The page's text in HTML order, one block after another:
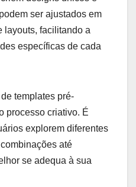
ser ajustados em
layouts, facilitando a
específicas de cada
templates pré-
processo criativo. É
explorem diferentes
até
se adequa à sua